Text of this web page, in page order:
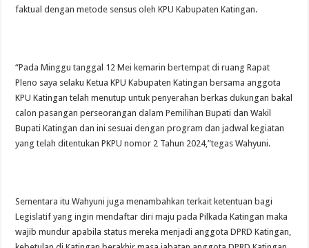
faktual dengan metode sensus oleh KPU Kabupaten Katingan.
“Pada Minggu tanggal 12 Mei kemarin bertempat di ruang Rapat
Pleno saya selaku Ketua KPU Kabupaten Katingan bersama anggota
KPU Katingan telah menutup untuk penyerahan berkas dukungan bakal
calon pasangan perseorangan dalam Pemilihan Bupati dan Wakil
Bupati Katingan dan ini sesuai dengan program dan jadwal kegiatan
yang telah ditentukan PKPU nomor 2 Tahun 2024,”tegas Wahyuni.
Sementara itu Wahyuni juga menambahkan terkait ketentuan bagi
Legislatif yang ingin mendaftar diri maju pada Pilkada Katingan maka
wajib mundur apabila status mereka menjadi anggota DPRD Katingan,